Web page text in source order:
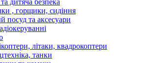
та дитяча безпека
, горщики, сидіння
посуд та аксесуари
літаки, квадрокоптери
танки